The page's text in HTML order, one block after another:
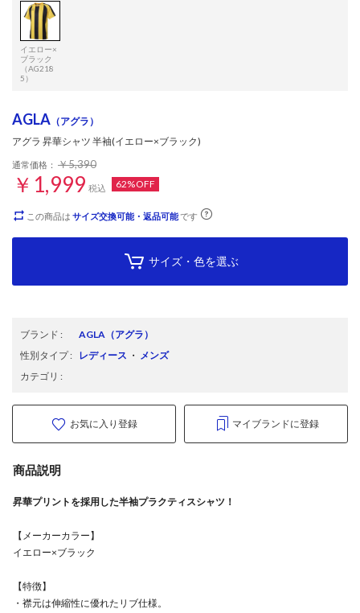
イエロー×
ブラック
（AG218
5）
AGLA （アグラ）
アグラ 昇華シャツ 半袖(イエロー×ブラック)
通常価格： ￥5,390
￥1,999 税込 62%OFF
この商品は サイズ交換可能・返品可能です
サイズ・色を選ぶ
ブランド : AGLA （アグラ）
性別タイプ: レディース ・ メンズ
カテゴリ :
お気に入り登録 マイブランドに登録
商品説明
昇華プリントを採用した半袖プラクティスシャツ！
【メーカーカラー】
イエロー×ブラック
【特徴】
・襟元は伸縮性に優れたリブ仕様。